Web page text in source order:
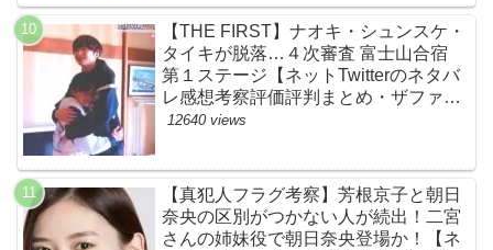
【THE FIRST】ナオキ・シュンスケ・
タイキが脱落…４次審査 富士山合宿
第１ステージ【ネットTwitterのネタバ
レ感想考察評価評判まとめ・ザファー
スト・スッキリ・BE:FIRST・ビーフ
12640 views
【真犯人フラグ考察】芳根京子と朝日
奈央の区別がつかない人が続出！二宮
さんの姉妹役で朝日奈央登場か！【ネ